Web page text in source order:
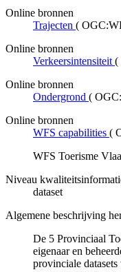
Online bronnen
Trajecten (
Online bronnen
Verkeersintensiteit (
Online bronnen
Ondergrond (
Online bronnen
WFS capabilities (
WFS Toerisme
Niveau
dataset
Algemene beschrijving
De 5 Provinciaal
eigenaar en
provinciale